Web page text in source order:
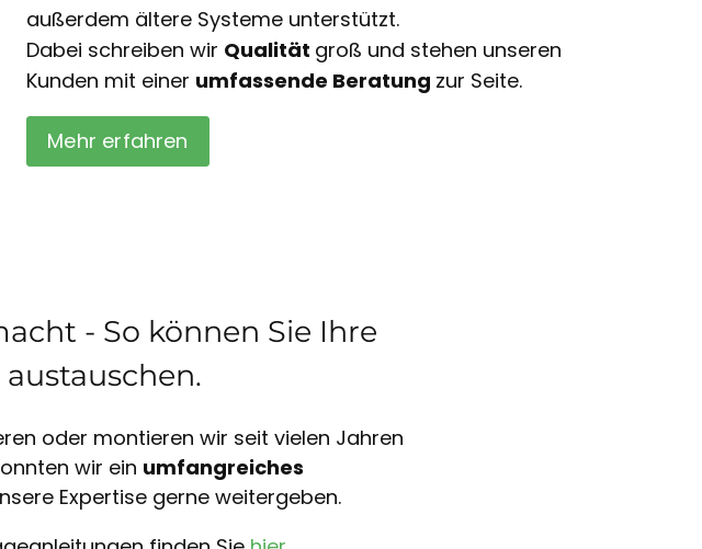
außerdem ältere Systeme unterstützt.
Dabei schreiben wir Qualität groß und stehen unseren
Kunden mit einer umfassende Beratung zur Seite.
Mehr erfahren
- So können Sie Ihre
oder montieren wir seit vielen Jahren
wir ein umfangreiches
Expertise gerne weitergeben.